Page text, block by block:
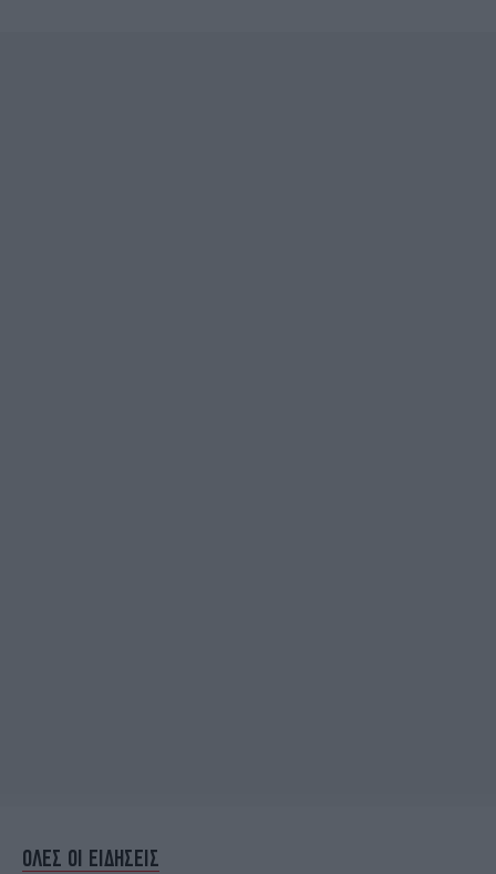
ΟΛΕΣ ΟΙ ΕΙΔΗΣΕΙΣ